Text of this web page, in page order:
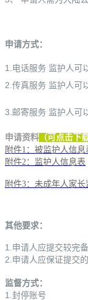
申请方式：
1.电话服务 监护人可
2.传真服务 监护人可
3.邮寄服务 监护人可
申请资料 （可点击下
附件1：被监护人信息
附件2：监护人信息表
附件3：未成年人家
其他要求：
1.申请人应提交较完
2.申请人应保证提交
监督方式：
1.封停账号